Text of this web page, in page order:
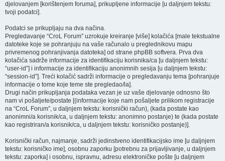
djelovanjem [korištenjem foruma], prikupljene informacije [u daljnjem tekstu:
tvoji podatci].
Podatci se prikupljaju na dva načina.
Pregledavanje “CroL Forum” uzrokuje kreiranje [više] kolačića [male tekstualne
datoteke koje se pohranjuju na vaše računalo u preglednikovu mapu
privremenog pohranjivanja datoteka] od strane phpBB softvera. Prva dva
kolačića sadrže informacije za identifikaciju korisnika/ca [u daljnjem tekstu:
“user-id”] i informacije za identifikaciju anonimnih sesija [u daljnjem tekstu:
“session-id”]. Treći kolačić sadrži informacije o pregledavanju tema [pohranjuje
informacije o tome koje teme ste pregledao/la].
Drugi način prikupljanja podataka vezan je uz vaše djelovanje odnosno što
nam vi pošaljete/postate [(informacije koje nam pošaljete prilikom registracije
na “CroL Forum”, u daljnjem tekstu: korisnički račun), (kada postate kao
anonimni/a korisnik/ca, u daljnjem tekstu: anonimno postanje) te (kada postate
kao registriran/a korisnik/ca, u daljnjem tekstu: korisničko postanje)].
Korisnički račun, najmanje, sadrži jedinstveno identifikacijsko ime [u daljnjem
tekstu: korisničko ime], osobnu zaporku [potrebnu za prijavljivanje, u daljnjem
tekstu: zaporka] i osobnu, ispravnu, adresu elektroničke pošte [u daljnjem